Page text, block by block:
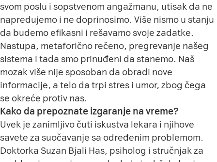
svom poslu i sopstvenom angažmanu, utisak da ne
napredujemo i ne doprinosimo. Više nismo u stanju
da budemo efikasni i rešavamo svoje zadatke.
Nastupa, metaforično rečeno, pregrevanje našeg
sistema i tada smo prinuđeni da stanemo. Naš
mozak više nije sposoban da obradi nove
informacije, a telo da trpi stres i umor, zbog čega
se okreće protiv nas.
Kako da prepoznate izgaranje na vreme?
Uvek je zanimljivo čuti iskustva lekara i njihove
savete za suočavanje sa određenim problemom.
Doktorka Suzan Bjali Has, psiholog i stručnjak za